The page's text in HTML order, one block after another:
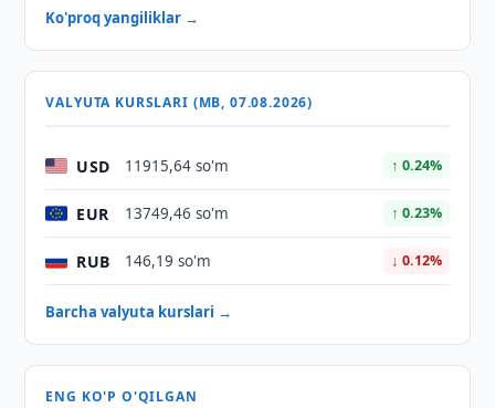
Ko'proq yangiliklar →
VALYUTA KURSLARI (MB, 07.08.2026)
USD 11915,64 so'm ↑ 0.24%
EUR 13749,46 so'm ↑ 0.23%
RUB 146,19 so'm ↓ 0.12%
Barcha valyuta kurslari →
ENG KO'P O'QILGAN